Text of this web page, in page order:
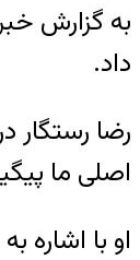
به گزارش
داد.
اصلی ما